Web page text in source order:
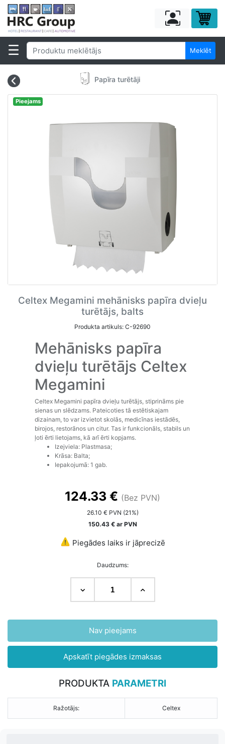
Meklēt
Papīra turētāji
Pieejams
Celtex Megamini mehānisks papīra dvieļu
turētājs, balts
Produkta artikuls: C-92690
Mehānisks papīra
dvieļu turētājs Celtex
Megamini
Celtex Megamini papīra dvieļu turētājs, stiprināms pie
sienas un slēdzams. Pateicoties tā estētiskajam
dizainam, to var izvietot skolās, medicīnas iestādēs,
birojos, restorānos un citur. Tas ir funkcionāls, stabils un
ļoti ērti lietojams, kā arī ērti kopjams.
Izejviela: Plastmasa;
Krāsa: Balta;
Iepakojumā: 1 gab.
124.33 € (Bez PVN)
26.10 € PVN (21%)
150.43 € ar PVN
Piegādes laiks ir jāprecizē
Daudzums:
Nav pieejams
Apskatīt piegādes izmaksas
PRODUKTA PARAMETRI
Ražotājs: Celtex